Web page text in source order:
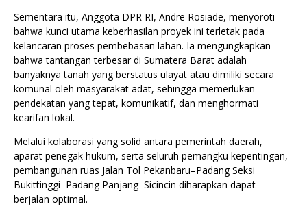
Sementara itu, Anggota DPR RI, Andre Rosiade, menyoroti
bahwa kunci utama keberhasilan proyek ini terletak pada
kelancaran proses pembebasan lahan. Ia mengungkapkan
bahwa tantangan terbesar di Sumatera Barat adalah
banyaknya tanah yang berstatus ulayat atau dimiliki secara
komunal oleh masyarakat adat, sehingga memerlukan
pendekatan yang tepat, komunikatif, dan menghormati
kearifan lokal.
Melalui kolaborasi yang solid antara pemerintah daerah,
aparat penegak hukum, serta seluruh pemangku kepentingan,
pembangunan ruas Jalan Tol Pekanbaru–Padang Seksi
Bukittinggi–Padang Panjang–Sicincin diharapkan dapat
berjalan optimal.